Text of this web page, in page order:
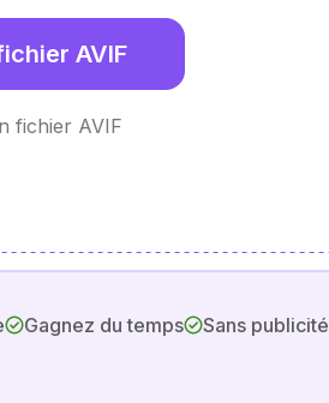
AVIF
fichier AVIF
Gagnez du temps Sans publicité